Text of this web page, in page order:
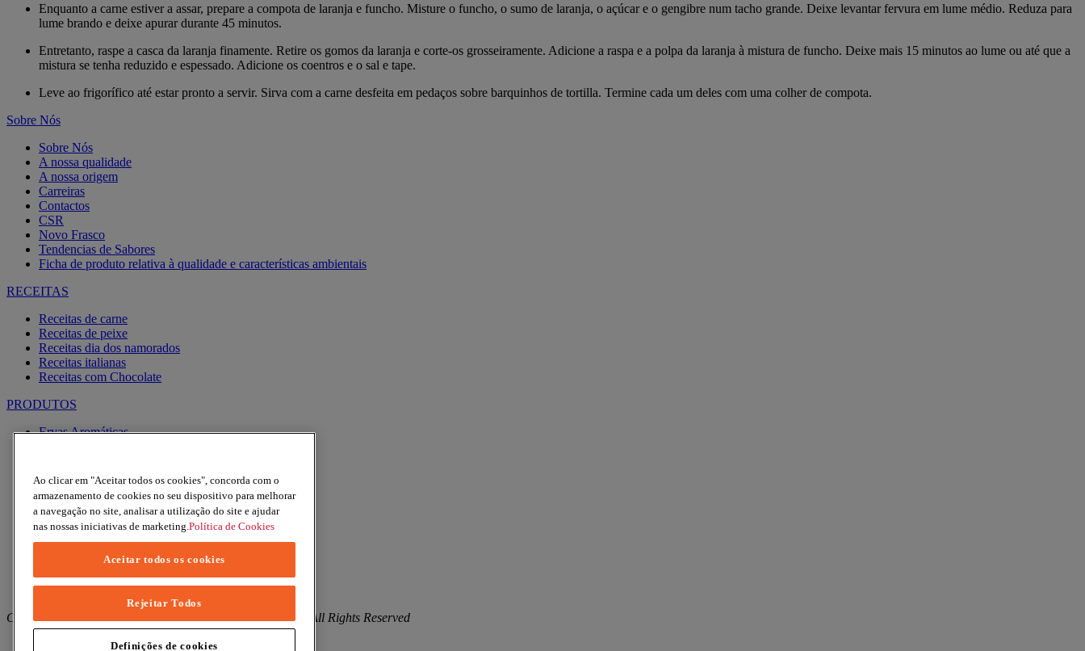
Enquanto a carne estiver a assar, prepare a compota de laranja e funcho. Misture o funcho, o sumo de laranja, o açúcar e o gengibre num tacho grande. Deixe levantar fervura em lume médio. Reduza para
lume brando e deixe apurar durante 45 minutos.
Entretanto, raspe a casca da laranja finamente. Retire os gomos da laranja e corte-os grosseiramente. Adicione a raspa e a polpa da laranja à mistura de funcho. Deixe mais 15 minutos ao lume ou até que a
mistura se tenha reduzido e espessado. Adicione os coentros e o sal e tape.
Leve ao frigorífico até estar pronto a servir. Sirva com a carne desfeita em pedaços sobre barquinhos de tortilla. Termine cada um deles com uma colher de compota.
Sobre Nós
Sobre Nós
A nossa qualidade
A nossa origem
Carreiras
Contactos
CSR
Novo Frasco
Tendencias de Sabores
Ficha de produto relativa à qualidade e características ambientais
RECEITAS
Receitas de carne
Receitas de peixe
Receitas dia dos namorados
Receitas italianas
Receitas com Chocolate
PRODUTOS
Ervas Aromáticas
Alhos
Moinhos
Produtos BIO
Express
Facebook
YouTube
Instagram
Copyright © 2026 Margao (McCormick & Company, Inc). All Rights Reserved
Política de Privacidade
Ao clicar em "Aceitar todos os cookies", concorda com o
armazenamento de cookies no seu dispositivo para melhorar
a navegação no site, analisar a utilização do site e ajudar
nas nossas iniciativas de marketing.Política de Cookies
Aceitar todos os cookies
Rejeitar Todos
Definições de cookies